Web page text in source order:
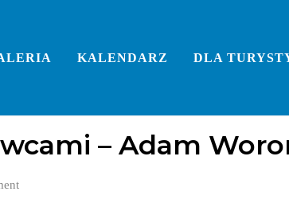
KALENDARZ DLA
– Adam